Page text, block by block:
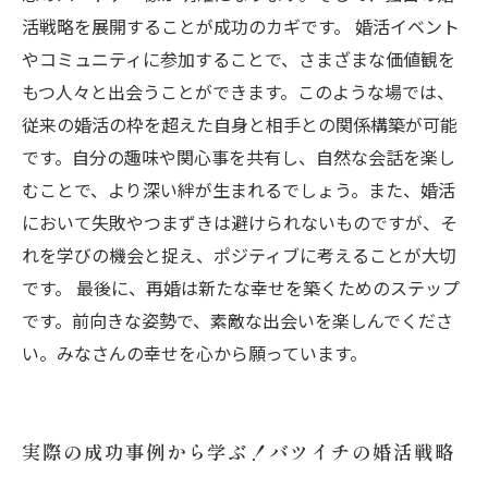
活戦略を展開することが成功のカギです。 婚活イベント
やコミュニティに参加することで、さまざまな価値観を
もつ人々と出会うことができます。このような場では、
従来の婚活の枠を超えた自身と相手との関係構築が可能
です。自分の趣味や関心事を共有し、自然な会話を楽し
むことで、より深い絆が生まれるでしょう。また、婚活
において失敗やつまずきは避けられないものですが、そ
れを学びの機会と捉え、ポジティブに考えることが大切
です。 最後に、再婚は新たな幸せを築くためのステップ
です。前向きな姿勢で、素敵な出会いを楽しんでくださ
い。みなさんの幸せを心から願っています。
実際の成功事例から学ぶ！バツイチの婚活戦略